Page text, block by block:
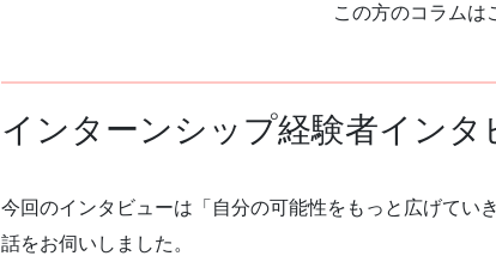
この方のコラムは
インターンシップ経験者インタ
今回のインタビューは「自分の可能性をもっと広げてい
話をお伺いしました。